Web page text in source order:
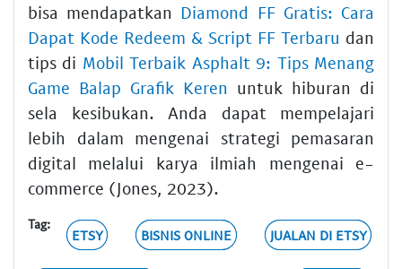
bisa mendapatkan Diamond FF Gratis: Cara
Dapat Kode Redeem & Script FF Terbaru dan
tips di Mobil Terbaik Asphalt 9: Tips Menang
Game Balap Grafik Keren untuk hiburan di
sela kesibukan. Anda dapat mempelajari
lebih dalam mengenai strategi pemasaran
digital melalui karya ilmiah mengenai e-
commerce (Jones, 2023).
Tag:
ETSY BISNIS ONLINE JUALAN DI ETSY